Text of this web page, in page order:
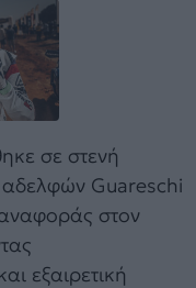
σε στενή
Guareschi
στον
εξαιρετική